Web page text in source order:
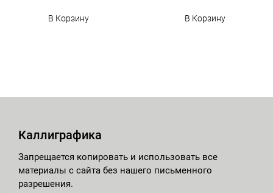
В Корзину В Корзину
Каллиграфика
Запрещается копировать и использовать все
материалы с сайта без нашего письменного
разрешения.